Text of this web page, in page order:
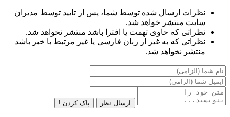
نظرات ارسال شده توسط شما، پس از تایید توسط مدیران
سایت منتشر خواهد شد.
نظراتی که حاوی تهمت یا افترا باشد منتشر نخواهد شد.
نظراتی که به غیر از زبان فارسی یا غیر مرتبط با خبر باشد
منتشر نخواهد شد.
ارسال نظر پاک کردن !